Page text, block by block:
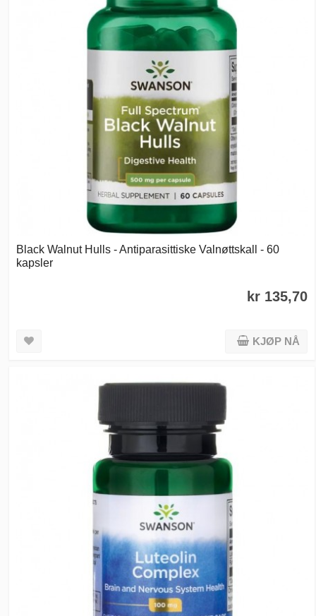
Black Walnut Hulls - Antiparasittiske Valnøttskall - 60
kapsler
kr 135,70
KJØP NÅ